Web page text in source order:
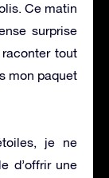
Ce matin
surprise
tout
mon paquet
je ne
d’offrir une